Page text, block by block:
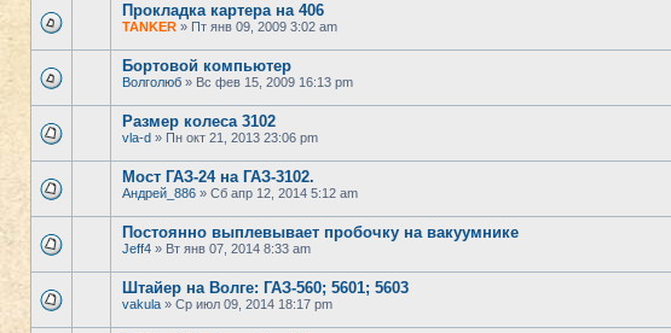
Прокладка картера на 406
TANKER » Пт янв 09, 2009 3:02 am
Бортовой компьютер
Волголюб » Вс фев 15, 2009 16:13 pm
Размер колеса 3102
vla-d » Пн окт 21, 2013 23:06 pm
Мост ГАЗ-24 на ГАЗ-3102.
Андрей_886 » Сб апр 12, 2014 5:12 am
Постоянно выплевывает пробочку на вакуумнике
Jeff4 » Вт янв 07, 2014 8:33 am
Штайер на Волге: ГАЗ-560; 5601; 5603
vakula » Ср июл 09, 2014 18:17 pm